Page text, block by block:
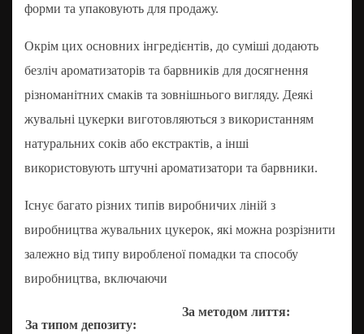
форми та упаковують для продажу.
Окрім цих основних інгредієнтів, до суміші додають
безліч ароматизаторів та барвників для досягнення
різноманітних смаків та зовнішнього вигляду. Деякі
жувальні цукерки виготовляються з використанням
натуральних соків або екстрактів, а інші
використовують штучні ароматизатори та барвники.
Існує багато різних типів виробничих ліній з
виробництва жувальних цукерок, які можна розрізнити
залежно від типу виробленої помадки та способу
виробництва, включаючи
За типом депозиту:
За методом лиття: